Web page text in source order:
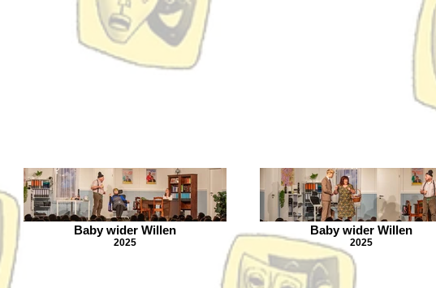
Baby wider Willen
2025
Baby wider Willen
2025